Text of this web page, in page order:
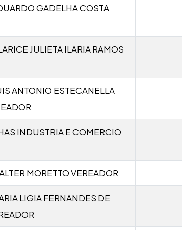
GADELHA COSTA
JULIETA ILARIA RAMOS
ANTONIO ESTECANELLA
INDUSTRIA E COMERCIO
MORETTO VEREADOR
LIGIA FERNANDES DE